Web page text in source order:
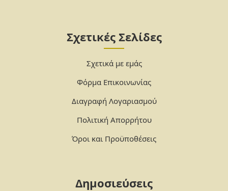
Σχετικές Σελίδες
Σχετικά με εμάς
Φόρμα Επικοινωνίας
Διαγραφή Λογαριασμού
Πολιτική Απορρήτου
Όροι και Προϋποθέσεις
Δημοσιεύσεις